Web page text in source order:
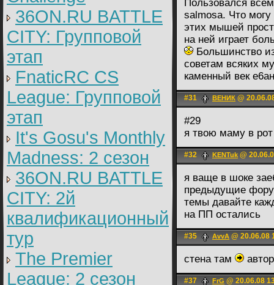
36ON.RU BATTLE
CITY: Групповой
этап
FnaticRC CS
League: Групповой
этап
It's Gosu's Monthly
Madness: 2 сезон
36ON.RU BATTLE
CITY: 2й
квалификационный
тур
The Premier
League: 2 cезон
Пользовался
salmosa. Что
этих мышей
на ней играет
Большинство
советам всяких
каменный век
#31 ВЕНИК @
#29
я твою маму в
#32 KENTuk @
я ваще в шоке
предыдущие
темы давайте
на ПП остались
#35 AvvA @ 20.06.08
стена там
#37 FrG @ 20.06.08